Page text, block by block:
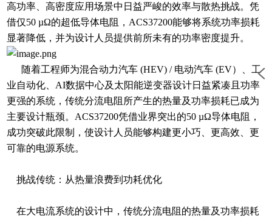
高功率、高密度应用场景中日益严峻的效率与散热挑战。凭
借仅50 µΩ的超低导体电阻，ACS37200能够将系统功率损耗
显著降低，并为设计人员提供前所未有的功率密度提升。
随着工程师为混合动力汽车 (HEV) / 电动汽车 (EV）、工
业自动化、AI数据中心及太阳能逆变器设计日益紧凑且功率
更强的系统，传统分流电阻所产生的热量及功率损耗已成为
主要设计瓶颈。ACS37200凭借业界突出的50 µΩ导体电阻，
成功突破此限制，使设计人员能够构建更小巧、更高效、更
可靠的电源系统。
挑战传统：从热量浪费到功耗优化
在大电流系统的设计中，传统分流电阻的热量及功率损耗